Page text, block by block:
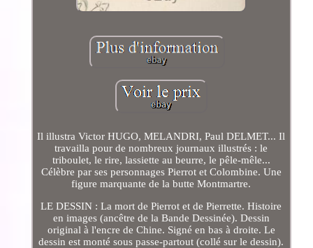
Il illustra Victor HUGO, MELANDRI, Paul DELMET... Il
travailla pour de nombreux journaux illustrés : le
triboulet, le rire, lassiette au beurre, le pêle-mêle...
Célèbre par ses personnages Pierrot et Colombine. Une
figure marquante de la butte Montmartre.
LE DESSIN : La mort de Pierrot et de Pierrette. Histoire
en images (ancêtre de la Bande Dessinée). Dessin
original à l'encre de Chine. Signé en bas à droite. Le
dessin est monté sous passe-partout (collé sur le dessin).